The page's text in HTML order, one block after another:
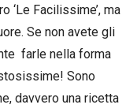
‘Le Facilissime’, ma
Se non avete gli
farle nella forma
Sono
davvero una ricetta